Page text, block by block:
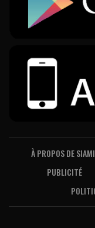
À PROPOS DE
PUBLICITÉ